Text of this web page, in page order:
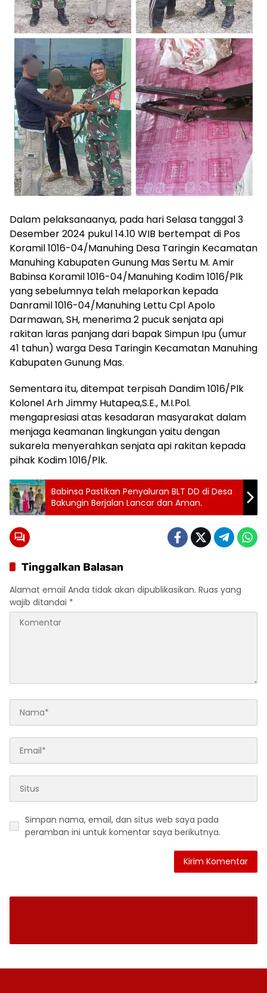
Dalam pelaksanaanya, pada hari Selasa tanggal 3
Desember 2024 pukul 14.10 WIB bertempat di Pos
Koramil 1016-04/Manuhing Desa Taringin Kecamatan
Manuhing Kabupaten Gunung Mas Sertu M. Amir
Babinsa Koramil 1016-04/Manuhing Kodim 1016/Plk
yang sebelumnya telah melaporkan kepada
Danramil 1016-04/Manuhing Lettu Cpl Apolo
Darmawan, SH, menerima 2 pucuk senjata api
rakitan laras panjang dari bapak Simpun Ipu (umur
41 tahun) warga Desa Taringin Kecamatan Manuhing
Kabupaten Gunung Mas.
Sementara itu, ditempat terpisah Dandim 1016/Plk
Kolonel Arh Jimmy Hutapea,S.E., M.I.Pol.
mengapresiasi atas kesadaran masyarakat dalam
menjaga keamanan lingkungan yaitu dengan
sukarela menyerahkan senjata api rakitan kepada
pihak Kodim 1016/Plk.
Babinsa Pastikan Penyaluran BLT DD di Desa
Bakungin Berjalan Lancar dan Aman.
Tinggalkan Balasan
Alamat email Anda tidak akan dipublikasikan. Ruas yang
wajib ditandai *
Simpan nama, email, dan situs web saya pada
peramban ini untuk komentar saya berikutnya.